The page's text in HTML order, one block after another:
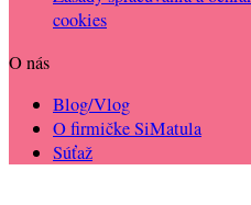
cookies
O nás
Blog/Vlog
O firmičke SiMatula
Súťaž